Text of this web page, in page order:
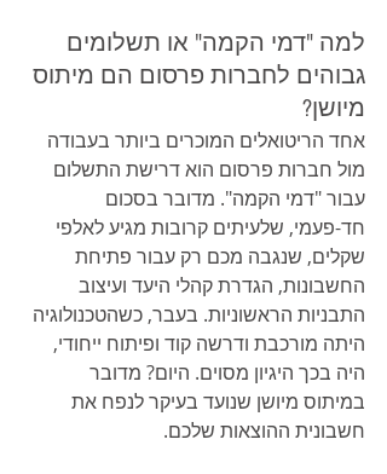
למה "דמי הקמה" או תשלומים
גבוהים לחברות פרסום הם מיתוס
מיושן?
אחד הריטואלים המוכרים ביותר בעבודה
מול חברות פרסום הוא דרישת התשלום
עבור "דמי הקמה". מדובר בסכום
חד-פעמי, שלעיתים קרובות מגיע לאלפי
שקלים, שנגבה מכם רק עבור פתיחת
החשבונות, הגדרת קהלי היעד ועיצוב
התבניות הראשוניות. בעבר, כשהטכנולוגיה
היתה מורכבת ודרשה קוד ופיתוח ייחודי,
היה בכך היגיון מסוים. היום? מדובר
במיתוס מיושן שנועד בעיקר לנפח את
חשבונית ההוצאות שלכם.